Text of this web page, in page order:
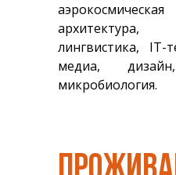
лингвистика, IT-
медиа,
микробиология.